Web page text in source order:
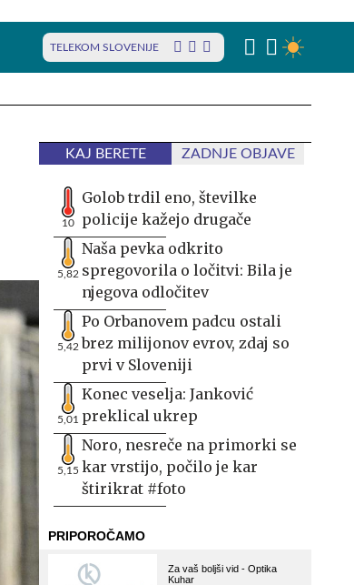
TELEKOM SLOVENIJE
KAJ BERETE ZADNJE OBJAVE
10
Golob trdil eno, številke
policije kažejo drugače
5,82
Naša pevka odkrito
spregovorila o ločitvi: Bila je
njegova odločitev
5,42
Po Orbanovem padcu ostali
brez milijonov evrov, zdaj so
prvi v Sloveniji
5,01
Konec veselja: Janković
preklical ukrep
5,15
Noro, nesreče na primorki se
kar vrstijo, počilo je kar
štirikrat #foto